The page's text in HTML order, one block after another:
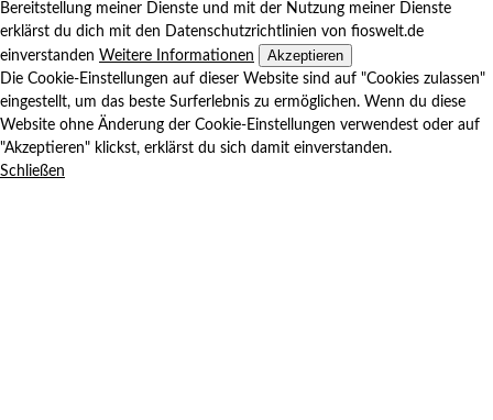
Bereitstellung meiner Dienste und mit der Nutzung meiner Dienste
erklärst du dich mit den Datenschutzrichtlinien von fioswelt.de
einverstanden Weitere Informationen Akzeptieren
Die Cookie-Einstellungen auf dieser Website sind auf "Cookies zulassen"
eingestellt, um das beste Surferlebnis zu ermöglichen. Wenn du diese
Website ohne Änderung der Cookie-Einstellungen verwendest oder auf
"Akzeptieren" klickst, erklärst du sich damit einverstanden.
Schließen